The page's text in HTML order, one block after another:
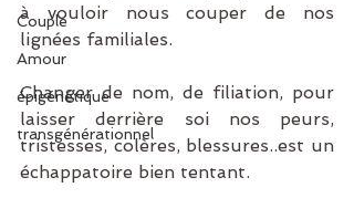
Couple
Amour
épigénétique
transgénérationnel
à vouloir nous couper de nos
lignées familiales.
Changer de nom, de filiation, pour
laisser derrière soi nos peurs,
tristesses, colères, blessures..est un
échappatoire bien tentant.